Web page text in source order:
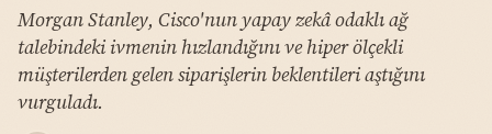
Morgan Stanley, Cisco'nun yapay zekâ odaklı ağ
talebindeki ivmenin hızlandığını ve hiper ölçekli
müşterilerden gelen siparişlerin beklentileri aştığını
vurguladı.